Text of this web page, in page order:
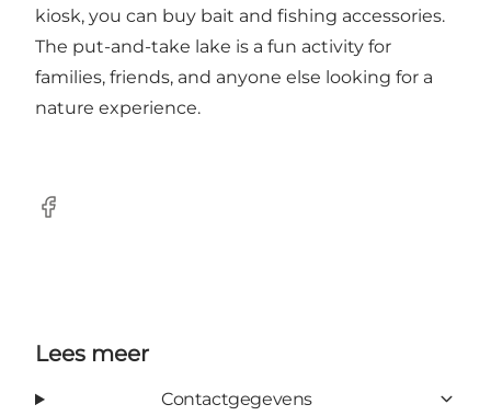
kiosk, you can buy bait and fishing accessories.
The put-and-take lake is a fun activity for
families, friends, and anyone else looking for a
nature experience.
Facebook
Lees meer
Contactgegevens